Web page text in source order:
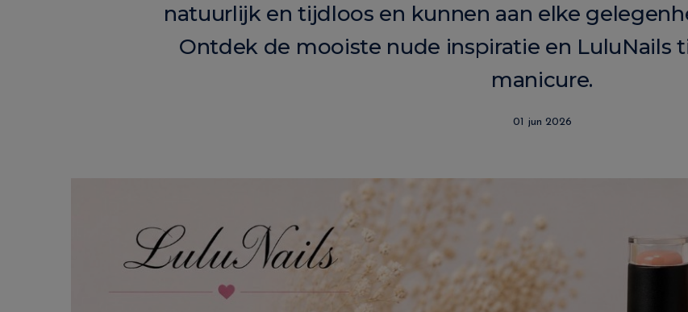
natuurlijk en tijdloos en kunnen aan elke
Ontdek de mooiste nude inspiratie en LuluNails
manicure.
01 jun 2026